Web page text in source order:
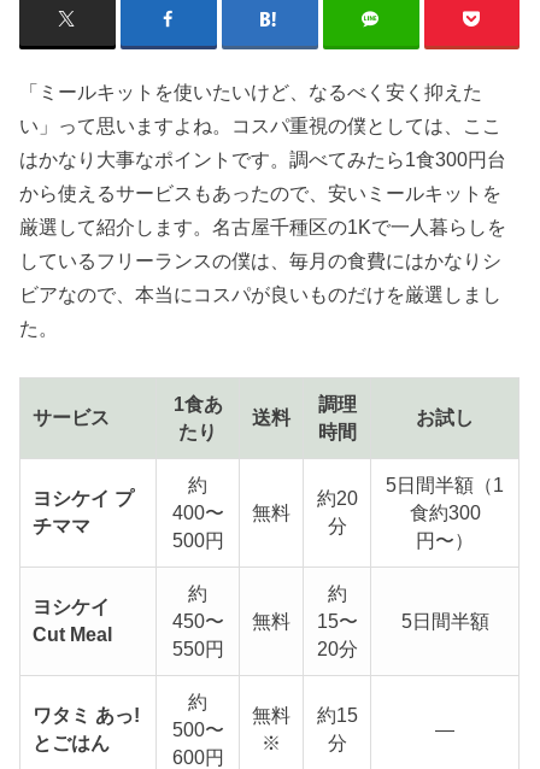
「ミールキットを使いたいけど、なるべく安く抑えた
い」って思いますよね。コスパ重視の僕としては、ここ
はかなり大事なポイントです。調べてみたら1食300円台
から使えるサービスもあったので、安いミールキットを
厳選して紹介します。名古屋千種区の1Kで一人暮らしを
しているフリーランスの僕は、毎月の食費にはかなりシ
ビアなので、本当にコスパが良いものだけを厳選しまし
た。
サービス
1食あ
たり
送料
調理
時間
お試し
ヨシケイ プ
チママ
約
400〜
500円
無料
約20
分
5日間半額（1
食約300
円〜）
ヨシケイ
Cut Meal
約
450〜
550円
無料
約
15〜
20分
5日間半額
ワタミ あっ!
とごはん
約
500〜
600円
無料
※
約15
分
—